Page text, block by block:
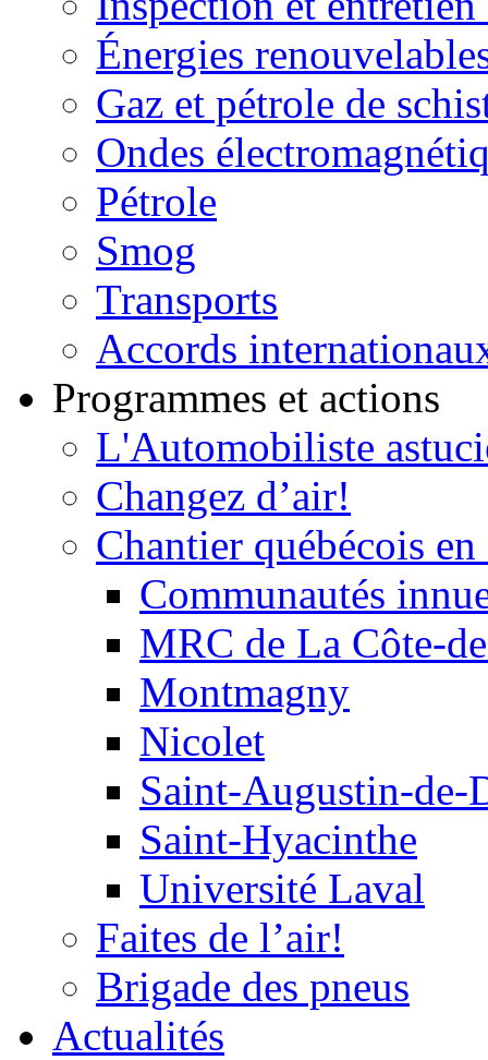
Énergies
Gaz et pétrole de
Ondes
Pétrole
Smog
Transports
Accords
Programmes et actions
L'Automobiliste
Changez d’air!
Chantier québécois
Communautés
MRC de La Côte-
Montmagny
Nicolet
Saint-Augustin-de-
Saint-Hyacinthe
Université Laval
Faites de l’air!
Brigade des pneus
Actualités